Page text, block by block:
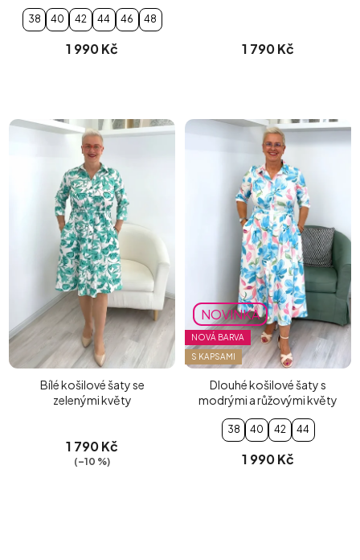
38 40 42 44 46 48
1 990 Kč 1 790 Kč
Bílé košilové šaty se
zelenými květy
1 790 Kč
(–10 %)
NOVINKA
NOVÁ BARVA
S KAPSAMI
Dlouhé košilové šaty s
modrými a růžovými květy
38 40 42 44
1 990 Kč